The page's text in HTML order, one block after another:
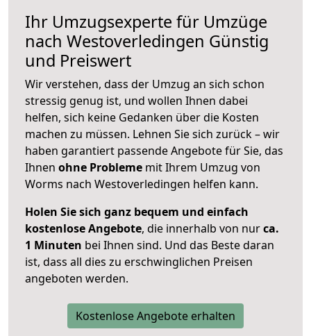
Ihr Umzugsexperte für Umzüge
nach Westoverledingen Günstig
und Preiswert
Wir verstehen, dass der Umzug an sich schon
stressig genug ist, und wollen Ihnen dabei
helfen, sich keine Gedanken über die Kosten
machen zu müssen. Lehnen Sie sich zurück – wir
haben garantiert passende Angebote für Sie, das
Ihnen ohne Probleme mit Ihrem Umzug von
Worms nach Westoverledingen helfen kann.
Holen Sie sich ganz bequem und einfach
kostenlose Angebote, die innerhalb von nurca.
1 Minuten bei Ihnen sind. Und das Beste daran
ist, dass all dies zu erschwinglichen Preisen
angeboten werden.
Kostenlose Angebote erhalten